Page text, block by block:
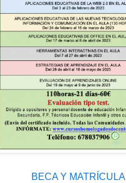
BECA Y MATRÍCULA